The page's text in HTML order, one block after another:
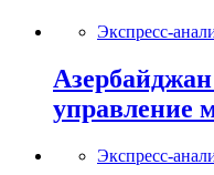
Экспресс-
управление
Экспресс-